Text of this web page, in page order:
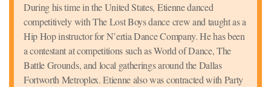
During his time in the United States, Etienne danced
competitively with The Lost Boys dance crew and taught as a
Hip Hop instructor for N’ertia Dance Company. He has been
a contestant at competitions such as World of Dance, The
Battle Grounds, and local gatherings around the Dallas
Fortworth Metroplex. Etienne also was contracted with Party